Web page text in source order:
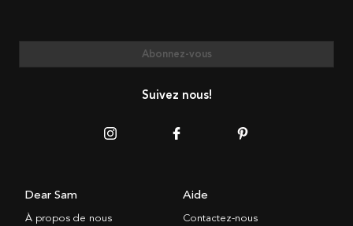
Abonnez-vous
Suivez nous!
Dear Sam
À propos de nous
Aide
Contactez-nous